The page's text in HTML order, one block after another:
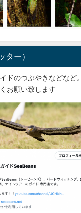
ター）
ドのつぶやきなどなど。
お願い致します